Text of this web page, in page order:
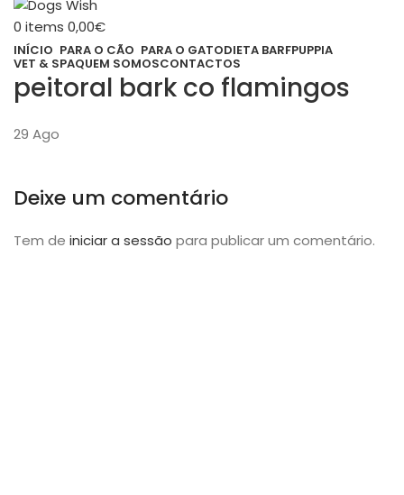
0 items 0,00€
INÍCIO PARA O CÃO PARA O GATODIETA BARFPUPPIA
VET & SPAQUEM SOMOSCONTACTOS
peitoral bark co flamingos
29 Ago
Deixe um comentário
Tem de iniciar a sessão para publicar um comentário.